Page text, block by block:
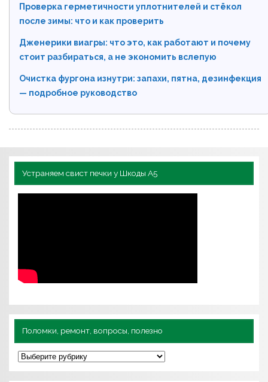
Проверка герметичности уплотнителей и стёкол
после зимы: что и как проверить
Дженерики виагры: что это, как работают и почему
стоит разбираться, а не экономить вслепую
Очистка фургона изнутри: запахи, пятна, дезинфекция
— подробное руководство
Устраняем свист печки у Шкоды А5
Поломки, ремонт, вопросы, полезно
П
о
л